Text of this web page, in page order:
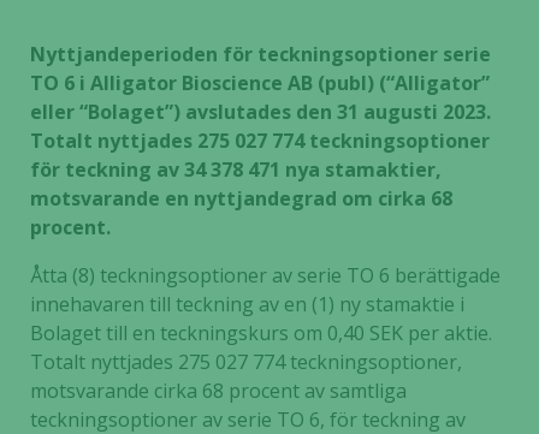
Nyttjandeperioden för teckningsoptioner serie
TO 6 i Alligator Bioscience AB (publ) (“Alligator”
eller “Bolaget”) avslutades den 31 augusti 2023.
Totalt nyttjades 275 027 774 teckningsoptioner
för teckning av 34 378 471 nya stamaktier,
motsvarande en nyttjandegrad om cirka 68
procent.
Åtta (8) teckningsoptioner av serie TO 6 berättigade
innehavaren till teckning av en (1) ny stamaktie i
Bolaget till en teckningskurs om 0,40 SEK per aktie.
Totalt nyttjades 275 027 774 teckningsoptioner,
motsvarande cirka 68 procent av samtliga
teckningsoptioner av serie TO 6, för teckning av